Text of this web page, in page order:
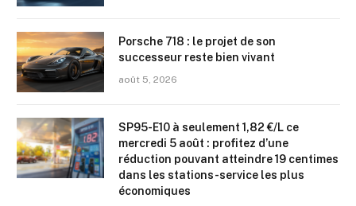
Porsche 718 : le projet de son
successeur reste bien vivant
août 5, 2026
SP95-E10 à seulement 1,82 €/L ce
mercredi 5 août : profitez d’une
réduction pouvant atteindre 19 centimes
dans les stations-service les plus
économiques